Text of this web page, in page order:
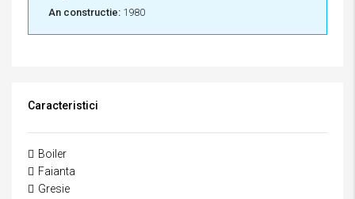
An constructie: 1980
Caracteristici
Boiler
Faianta
Gresie